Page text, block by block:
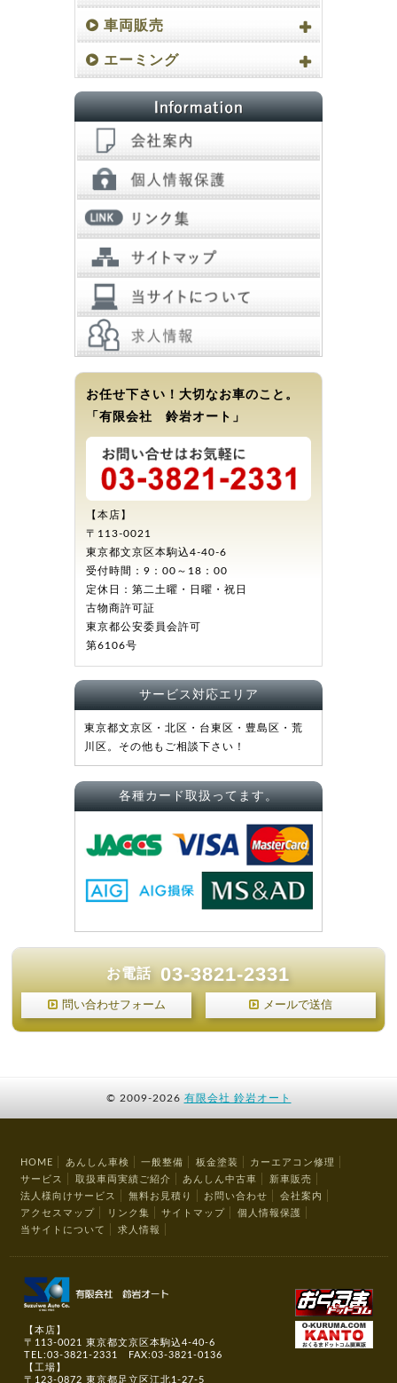
車両販売
エーミング
お任せ下さい！大切なお車のこと。
「有限会社 鈴岩オート」
【本店】
〒113-0021
東京都文京区本駒込4-40-6
受付時間：9：00～18：00
定休日：第二土曜・日曜・祝日
古物商許可証
東京都公安委員会許可
第6106号
サービス対応エリア
東京都文京区・北区・台東区・豊島区・荒
川区。その他もご相談下さい！
各種カード取扱ってます。
お電話 03-3821-2331
問い合わせフォーム メールで送信
© 2009-2026 有限会社 鈴岩オート
HOME あんしん車検 一般整備 板金塗装
カーエアコン修理
サービス
取扱車両実績ご紹介 あんしん中古車
新車販売
法人様向けサービス
無料お見積り お問い合わせ
会社案内
アクセスマップ
リンク集 サイトマップ
個人情報保護
当サイトについて
求人情報
【本店】
〒113-0021 東京都文京区本駒込4-40-6
TEL:03-3821-2331 FAX:03-3821-0136
【工場】
〒123-0872 東京都足立区江北1-27-5